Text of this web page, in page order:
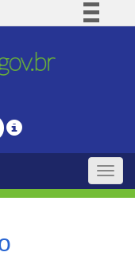
Comunica BR
Legislação
Toggle